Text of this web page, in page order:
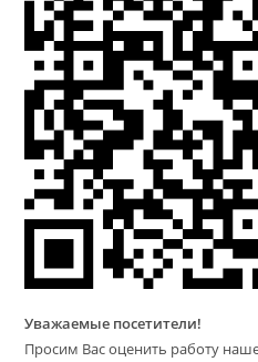
Уважаемые посетители!
Просим Вас оценить работу